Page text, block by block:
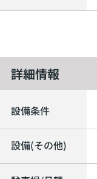
詳細情報
設備条件
設備(その他)